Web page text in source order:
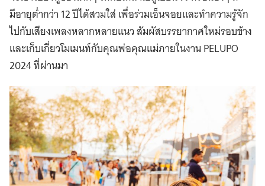
มีอายุต่ำกว่า 12 ปีได้สวมใส่ เพื่อร่วมเอ็นจอยและทำความรู้จัก
ไปกับเสียงเพลงหลากหลายแนว สัมผัสบรรยากาศใหม่รอบข้าง
และเก็บเกี่ยวโมเมนท์กับคุณพ่อคุณแม่ภายในงาน PELUPO
2024 ที่ผ่านมา